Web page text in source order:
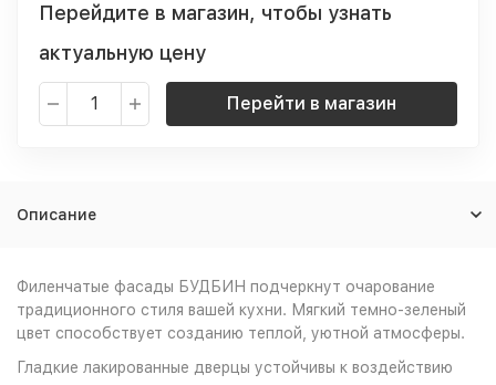
Перейдите в магазин, чтобы узнать
актуальную цену
Перейти в магазин
Описание
Филенчатые фасады БУДБИН подчеркнут очарование
традиционного стиля вашей кухни. Мягкий темно-зеленый
цвет способствует созданию теплой, уютной атмосферы.
Гладкие лакированные дверцы устойчивы к воздействию